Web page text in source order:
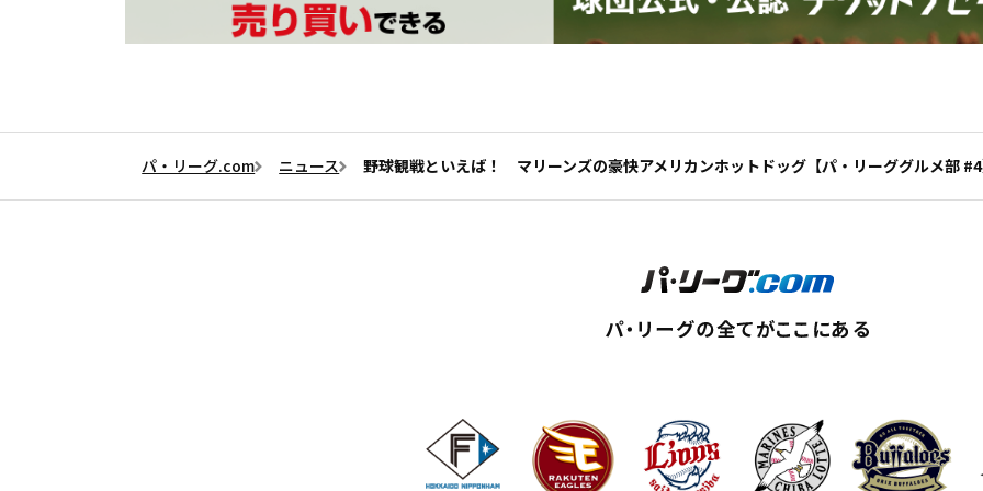
パ・リーグ.com ニュース 野球観戦といえば！ マリーンズの豪快アメリカンホットドッグ【パ・リーググルメ部